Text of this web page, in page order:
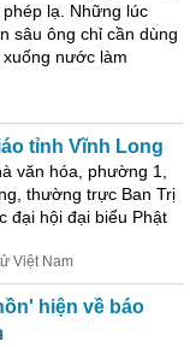
lạ. Những lúc
sâu ông chỉ cần dùng
nước làm
tỉnh Vĩnh Long
văn hóa, phường 1,
thường trực Ban Trị
đại hội đại biểu Phật
Việt Nam
hiện về báo